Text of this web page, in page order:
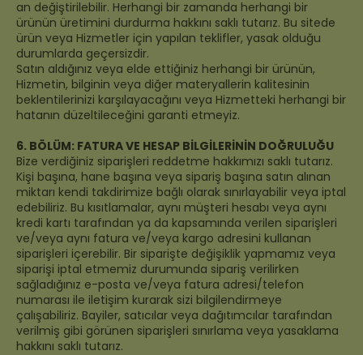
an değiştirilebilir. Herhangi bir zamanda herhangi bir
ürünün üretimini durdurma hakkını saklı tutarız. Bu sitede
ürün veya Hizmetler için yapılan teklifler, yasak olduğu
durumlarda geçersizdir.
Satın aldığınız veya elde ettiğiniz herhangi bir ürünün,
Hizmetin, bilginin veya diğer materyallerin kalitesinin
beklentilerinizi karşılayacağını veya Hizmetteki herhangi bir
hatanın düzeltileceğini garanti etmeyiz.
6. BÖLÜM: FATURA VE HESAP BİLGİLERİNİN DOĞRULUĞU
Bize verdiğiniz siparişleri reddetme hakkımızı saklı tutarız.
Kişi başına, hane başına veya sipariş başına satın alınan
miktarı kendi takdirimize bağlı olarak sınırlayabilir veya iptal
edebiliriz. Bu kısıtlamalar, aynı müşteri hesabı veya aynı
kredi kartı tarafından ya da kapsamında verilen siparişleri
ve/veya aynı fatura ve/veya kargo adresini kullanan
siparişleri içerebilir. Bir siparişte değişiklik yapmamız veya
siparişi iptal etmemiz durumunda sipariş verilirken
sağladığınız e-posta ve/veya fatura adresi/telefon
numarası ile iletişim kurarak sizi bilgilendirmeye
çalışabiliriz. Bayiler, satıcılar veya dağıtımcılar tarafından
verilmiş gibi görünen siparişleri sınırlama veya yasaklama
hakkını saklı tutarız.